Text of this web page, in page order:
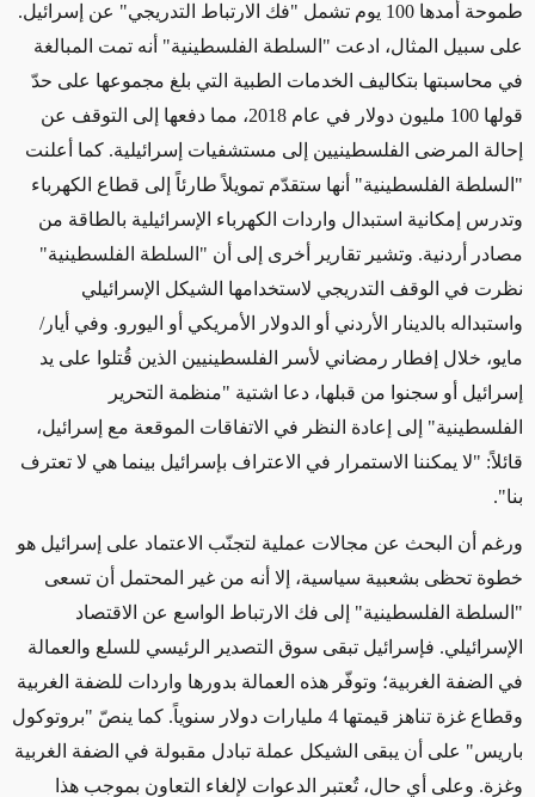
طموحة أمدها 100 يوم تشمل "فك الارتباط التدريجي" عن إسرائيل.
على سبيل المثال، ادعت "السلطة الفلسطينية" أنه تمت المبالغة
في محاسبتها بتكاليف الخدمات الطبية التي بلغ مجموعها على حدّ
قولها 100 مليون دولار في عام 2018، مما دفعها إلى التوقف عن
إحالة المرضى الفلسطينيين إلى مستشفيات إسرائيلية. كما أعلنت
"السلطة الفلسطينية" أنها ستقدّم تمويلاً طارئاً إلى قطاع الكهرباء
وتدرس إمكانية استبدال واردات الكهرباء الإسرائيلية بالطاقة من
مصادر أردنية. وتشير تقارير أخرى إلى أن "السلطة الفلسطينية"
نظرت في الوقف التدريجي لاستخدامها الشيكل الإسرائيلي
واستبداله بالدينار الأردني أو الدولار الأمريكي أو اليورو. وفي أيار/
مايو، خلال إفطار رمضاني لأسر الفلسطينيين الذين قُتلوا على يد
إسرائيل أو سجنوا من قبلها، دعا اشتية "منظمة التحرير
الفلسطينية" إلى إعادة النظر في الاتفاقات الموقعة مع إسرائيل،
قائلاً: "لا يمكننا الاستمرار في الاعتراف بإسرائيل بينما هي لا تعترف
بنا".
ورغم أن البحث عن مجالات عملية لتجنّب الاعتماد على إسرائيل هو
خطوة تحظى بشعبية سياسية، إلا أنه من غير المحتمل أن تسعى
"السلطة الفلسطينية" إلى فك الارتباط الواسع عن الاقتصاد
الإسرائيلي. فإسرائيل تبقى سوق التصدير الرئيسي للسلع والعمالة
في الضفة الغربية؛ وتوفّر هذه العمالة بدورها واردات للضفة الغربية
وقطاع غزة تناهز قيمتها 4 مليارات دولار سنوياً. كما ينصّ "بروتوكول
باريس" على أن يبقى الشيكل عملة تبادل مقبولة في الضفة الغربية
وغزة. وعلى أي حال، تُعتبر الدعوات لإلغاء التعاون بموجب هذا